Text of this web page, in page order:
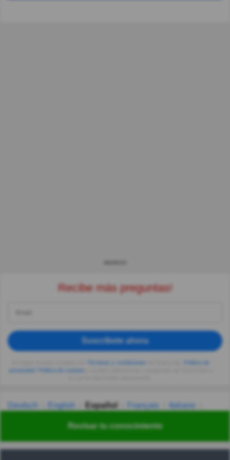
Revisar tu conocimiento
Recibe más preguntas!
Suscríbete ahora
Deutsch English Español Français
Italiano
Українська हिन्दी 한국어 汉语